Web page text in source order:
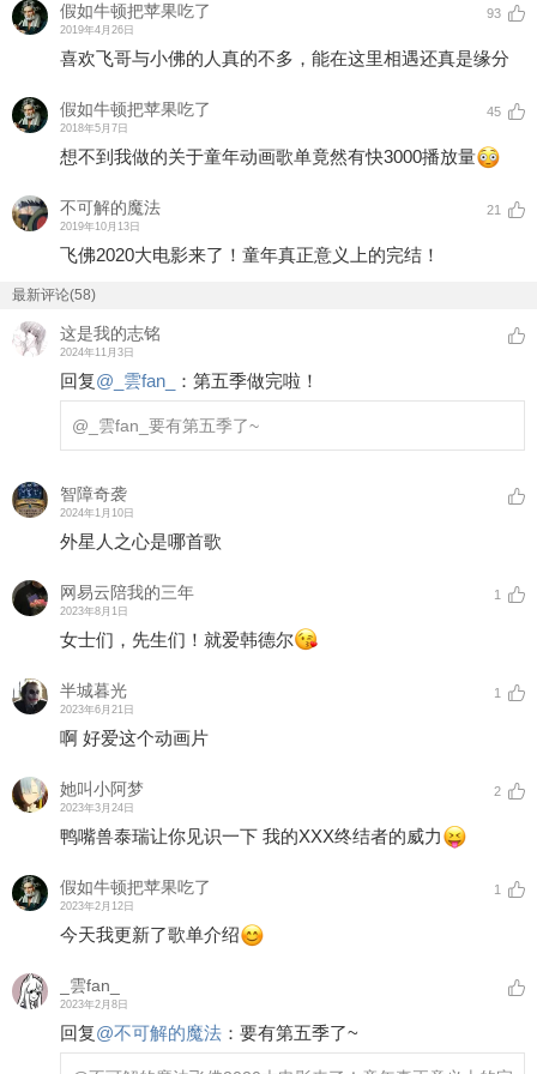
假如牛顿把苹果吃了
2019年4月26日
93
喜欢飞哥与小佛的人真的不多，能在这里相遇还真是缘分
假如牛顿把苹果吃了
2018年5月7日
45
想不到我做的关于童年动画歌单竟然有快3000播放量
不可解的魔法
2019年10月13日
21
飞佛2020大电影来了！童年真正意义上的完结！
最新评论(58)
这是我的志铭
2024年11月3日
回复@ _雲fan_ ： 第五季做完啦！
@_雲fan_ 要有第五季了~
智障奇袭
2024年1月10日
外星人之心是哪首歌
网易云陪我的三年
2023年8月1日
1
女士们，先生们！就爱韩德尔
半城暮光
2023年6月21日
1
啊 好爱这个动画片
她叫小阿梦
2023年3月24日
2
鸭嘴兽泰瑞让你见识一下 我的XXX终结者的威力
假如牛顿把苹果吃了
2023年2月12日
1
今天我更新了歌单介绍
_雲fan_
2023年2月8日
回复@不可解的魔法 ： 要有第五季了~